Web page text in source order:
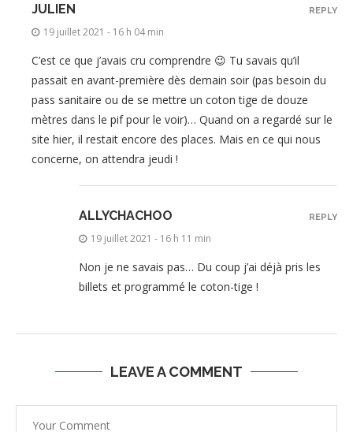
JULIEN
19 juillet 2021 - 16 h 04 min
C’est ce que j’avais cru comprendre 😉 Tu savais qu’il
passait en avant-première dès demain soir (pas besoin du
pass sanitaire ou de se mettre un coton tige de douze
mètres dans le pif pour le voir)… Quand on a regardé sur le
site hier, il restait encore des places. Mais en ce qui nous
concerne, on attendra jeudi !
REPLY
ALLYCHACHOO
19 juillet 2021 - 16 h 11 min
Non je ne savais pas… Du coup j’ai déjà pris les
billets et programmé le coton-tige !
REPLY
LEAVE A COMMENT